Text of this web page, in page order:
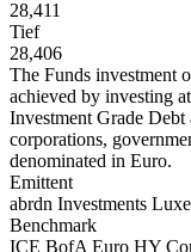
28,411
Tief
28,406
The Funds investment
achieved by investing
Investment Grade
corporations,
denominated in Euro.
Emittent
abrdn Investments
Benchmark
ICE BofA Euro HY